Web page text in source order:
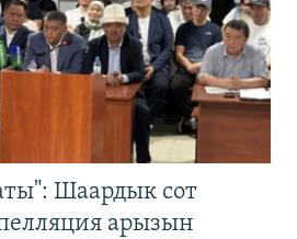
Шаардык сот
арызын